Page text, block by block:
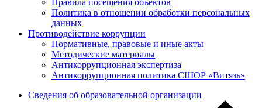
Правила посещения объектов
Политика в отношении обработки персональных
данных
Противодействие коррупции
Нормативные, правовые и иные акты
Методические материалы
Антикоррупционная экспертиза
Антикоррупционная политика СШОР «Витязь»
Сведения об образовательной организации